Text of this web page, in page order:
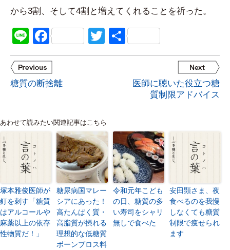
から3割、そして4割と増えてくれることを祈った。
LineFacebookTwitter
共
有
糖質の断捨離
医師に聴いた役立つ糖
質制限アドバイス
あわせて読みたい関連記事はこちら
塚本雅俊医師が
釘を刺す「糖質
はアルコールや
麻薬以上の依存
性物質だ！」
糖尿病国マレー
シアにあった！
高たんぱく質・
高脂質が摂れる
理想的な低糖質
ボーンブロス料
令和元年こども
の日、糖質の多
い寿司をシャリ
無しで食べた
安田顕さま、夜
食べるのを我慢
しなくても糖質
制限で痩せられ
ます